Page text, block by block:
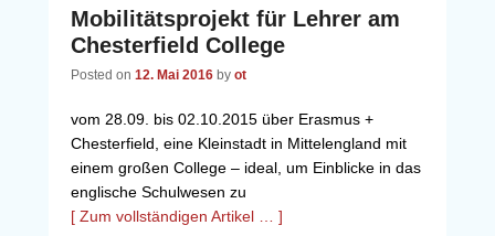
Mobilitätsprojekt für Lehrer am
Chesterfield College
Posted on 12. Mai 2016 by ot
vom 28.09. bis 02.10.2015 über Erasmus +
Chesterfield, eine Kleinstadt in Mittelengland mit
einem großen College – ideal, um Einblicke in das
englische Schulwesen zu
[ Zum vollständigen Artikel … ]